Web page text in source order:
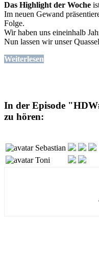
Das Highlight der Woche
Im neuen Gewand
Folge.
Wir haben uns eineinhalb
Nun lassen wir unser
Weiterlesen
In der Episode
zu hören:
Sebastian
Toni